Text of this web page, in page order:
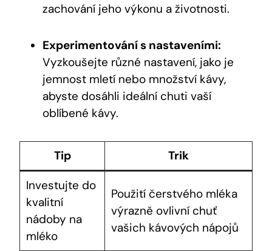
⁣zachování jeho‍ výkonu a životnosti.
Experimentování​ s nastaveními:
Vyzkoušejte různé nastavení, jako je
jemnost mletí nebo⁢ množství kávy, ​
abyste dosáhli ideální chuti vaší
oblíbené kávy.
Tip
Trik
Investujte ‍do
kvalitní
nádoby ⁢na
mléko
Použití čerstvého mléka‍
výrazně ovlivní chuť
vašich kávových ⁢nápojů